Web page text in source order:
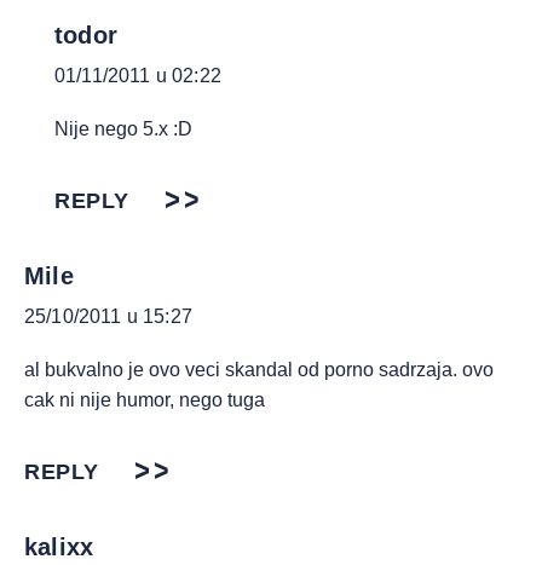
todor
01/11/2011 u 02:22
Nije nego 5.x :D
REPLY
Mile
25/10/2011 u 15:27
al bukvalno je ovo veci skandal od porno sadrzaja. ovo
cak ni nije humor, nego tuga
REPLY
kalixx